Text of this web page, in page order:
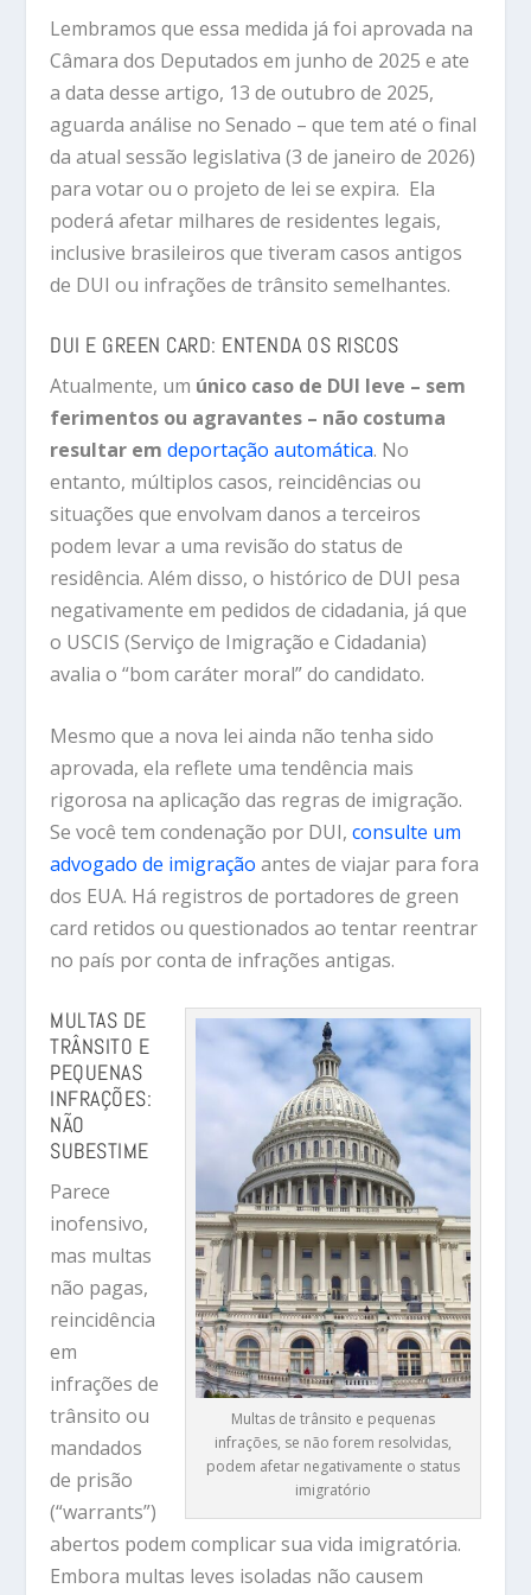
Lembramos que essa medida já foi aprovada na
Câmara dos Deputados em junho de 2025 e ate
a data desse artigo, 13 de outubro de 2025,
aguarda análise no Senado – que tem até o final
da atual sessão legislativa (3 de janeiro de 2026)
para votar ou o projeto de lei se expira. Ela
poderá afetar milhares de residentes legais,
inclusive brasileiros que tiveram casos antigos
de DUI ou infrações de trânsito semelhantes.
DUI E GREEN CARD: ENTENDA OS RISCOS
Atualmente, um único caso de DUI leve – sem
ferimentos ou agravantes – não costuma
resultar em deportação automática. No
entanto, múltiplos casos, reincidências ou
situações que envolvam danos a terceiros
podem levar a uma revisão do status de
residência. Além disso, o histórico de DUI pesa
negativamente em pedidos de cidadania, já que
o USCIS (Serviço de Imigração e Cidadania)
avalia o “bom caráter moral” do candidato.
Mesmo que a nova lei ainda não tenha sido
aprovada, ela reflete umatendência mais
rigorosa na aplicação das regras de imigração.
Se você tem condenação por DUI,consulte um
advogado de imigração antes de viajar para fora
dos EUA. Há registros de portadores de green
card retidos ou questionados ao tentar reentrar
no país por conta de infrações antigas.
Multas de trânsito e pequenas
infrações, se não forem resolvidas,
podem afetar negativamente o status
imigratório
MULTAS DE
TRÂNSITO E
PEQUENAS
INFRAÇÕES:
NÃO
SUBESTIME
Parece
inofensivo,
mas multas
não pagas,
reincidência
em
infrações de
trânsito ou
mandados
de prisão
(“warrants”)
abertos podem complicar sua vida imigratória.
Embora multas leves isoladas não causem